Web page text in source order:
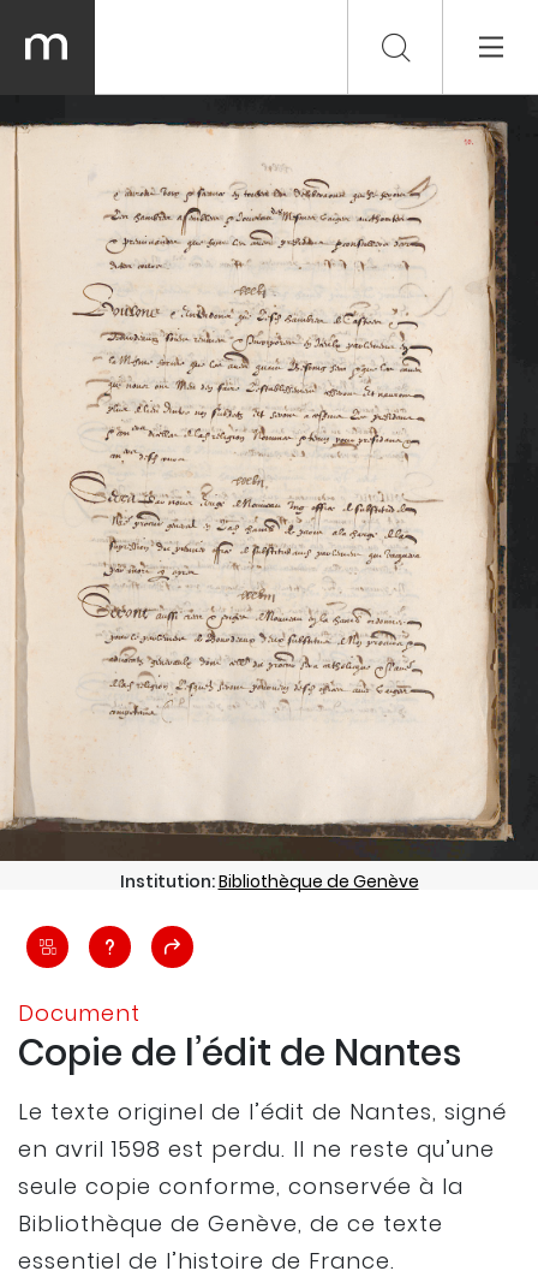
Institution:Bibliothèque de Genève
Document
Copie de l’édit de Nantes
Le texte originel de l’édit de Nantes, signé
en avril 1598 est perdu. Il ne reste qu’une
seule copie conforme, conservée à la
Bibliothèque de Genève, de ce texte
essentiel de l’histoire de France.